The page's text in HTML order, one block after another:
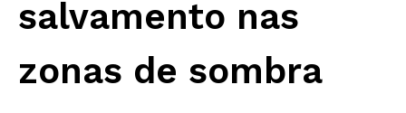
salvamento nas
zonas de sombra